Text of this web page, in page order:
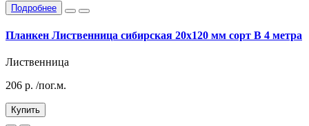
Подробнее
Планкен Лиственница сибирская 20x120 мм сорт В 4 метра
Лиственница
206 р. /пог.м.
Купить